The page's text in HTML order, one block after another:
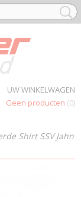
UW WINKELWAGEN
Geen producten (0)
Shirt SSV Jahn